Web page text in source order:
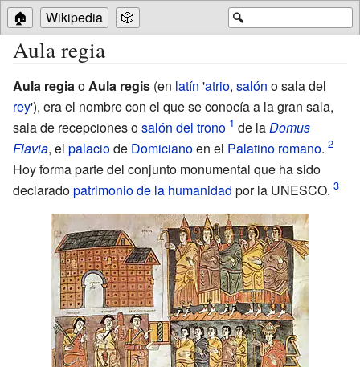
🔍
🏠 Wikipedia 🎲
Aula regia
Aula regia o Aula regis (en latín 'atrio, salón o sala del
rey'), era el nombre con el que se conocía a lagran sala,
sala de recepcionesosalón del trono de la Domus
Flavia, el palaciode Domicianoen el Palatino romano.
Hoy forma parte del conjunto monumental que ha sido
declaradopatrimonio de la humanidad por la UNESCO.